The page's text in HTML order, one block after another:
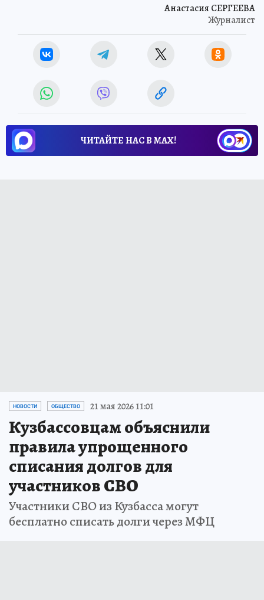
Анастасия СЕРГЕЕВА
Журналист
ЧИТАЙТЕ НАС В МАХ!
НОВОСТИ ОБЩЕСТВО 21 мая 2026 11:01
Кузбассовцам объяснили
правила упрощенного
списания долгов для
участников СВО
Участники СВО из Кузбасса могут
бесплатно списать долги через МФЦ